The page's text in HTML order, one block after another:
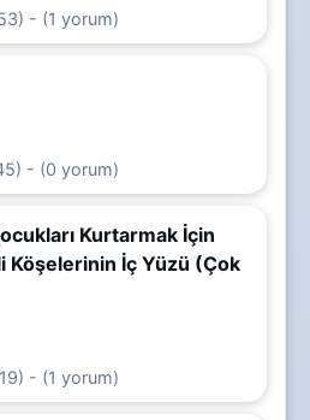
- (1 yorum)
- (0 yorum)
Kurtarmak İçin
Köşelerinin İç Yüzü (Çok
- (1 yorum)